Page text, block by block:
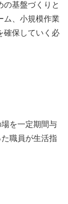
の基盤づくりと
ム、小規模作業
確保していく必
を一定期間与
職員が生活指